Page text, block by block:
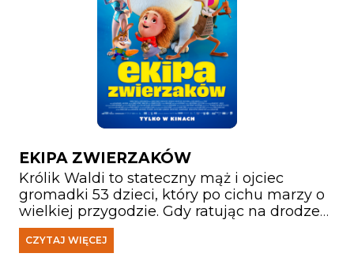
EKIPA ZWIERZAKÓW
Królik Waldi to stateczny mąż i ojciec
gromadki 53 dzieci, który po cichu marzy o
wielkiej przygodzie. Gdy ratując na drodze
małą jeżyczkę Helę doznaje kontuzji głowy,
zaczyna wierzyć, że jest hrabią
CZYTAJ WIĘCEJ